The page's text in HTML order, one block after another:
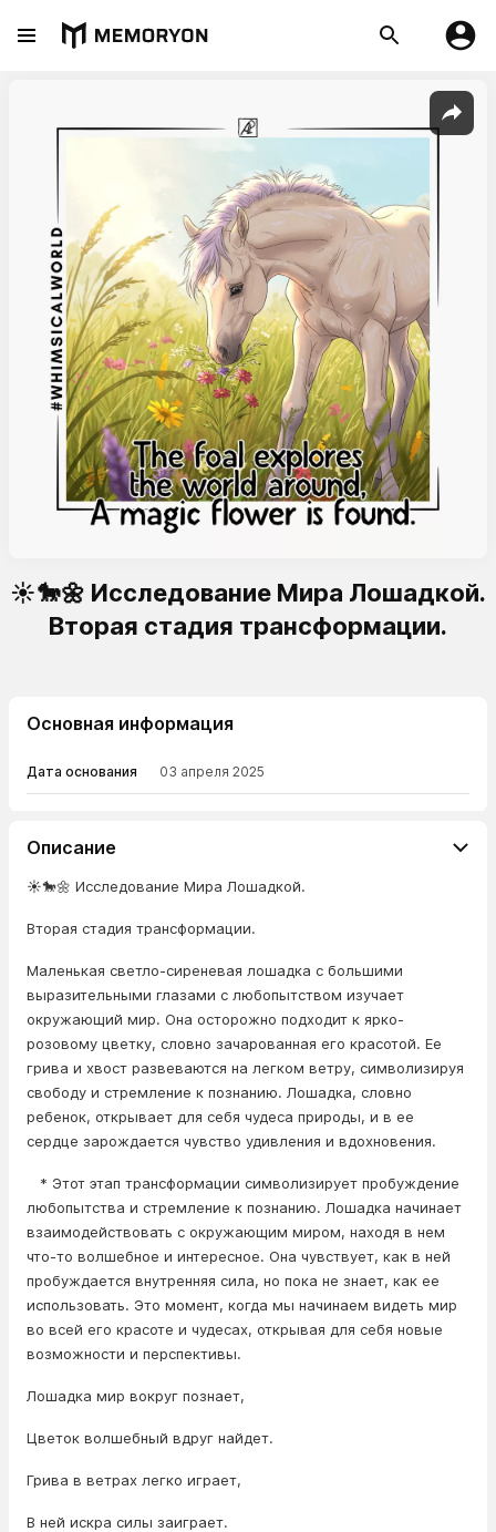
☀️🐎🌼 Исследование Мира Лошадкой.
Вторая стадия трансформации.
Основная информация
Дата основания 03 апреля 2025
Описание
☀️🐎🌼 Исследование Мира Лошадкой.
Вторая стадия трансформации.
Маленькая светло-сиреневая лошадка с большими
выразительными глазами с любопытством изучает
окружающий мир. Она осторожно подходит к ярко-
розовому цветку, словно зачарованная его красотой. Ее
грива и хвост развеваются на легком ветру, символизируя
свободу и стремление к познанию. Лошадка, словно
ребенок, открывает для себя чудеса природы, и в ее
сердце зарождается чувство удивления и вдохновения.
* Этот этап трансформации символизирует пробуждение
любопытства и стремление к познанию. Лошадка начинает
взаимодействовать с окружающим миром, находя в нем
что-то волшебное и интересное. Она чувствует, как в ней
пробуждается внутренняя сила, но пока не знает, как ее
использовать. Это момент, когда мы начинаем видеть мир
во всей его красоте и чудесах, открывая для себя новые
возможности и перспективы.
Лошадка мир вокруг познает,
Цветок волшебный вдруг найдет.
Грива в ветрах легко играет,
В ней искра силы заиграет.